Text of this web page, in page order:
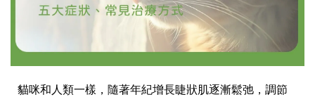
貓咪和人類一樣，隨著年紀增長睫狀肌逐漸鬆弛，調節